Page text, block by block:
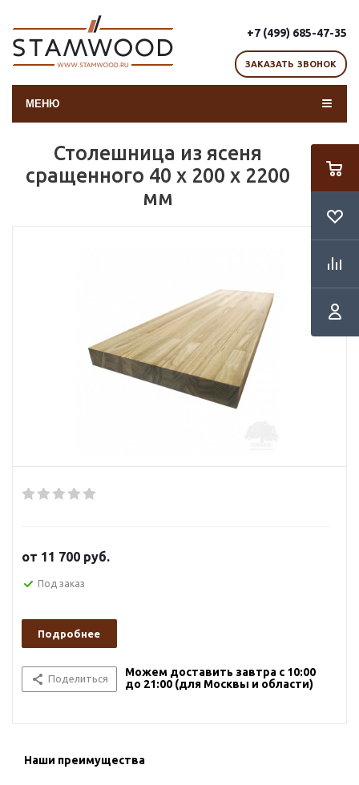
+7 (499) 685-47-35
ЗАКАЗАТЬ ЗВОНОК
МЕНЮ
Столешница из ясеня
сращенного 40 х 200 х 2200
мм
от 11 700 руб.
Под заказ
Подробнее
Поделиться
Можем доставить завтра с 10:00
до 21:00 (для Москвы и области)
Наши преимущества